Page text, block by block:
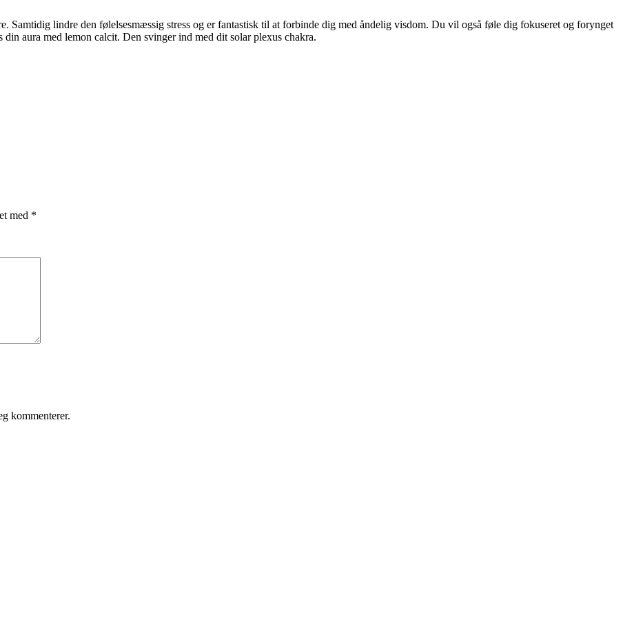
lindre den følelsesmæssig stress og er fantastisk til at forbinde dig med åndelig visdom. Du vil også føle dig fokuseret og forynget
aura med lemon calcit. Den svinger ind med dit solar plexus chakra.
med *
kommenterer.